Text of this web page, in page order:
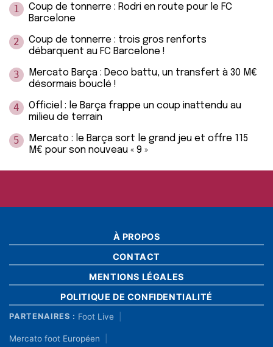
1
Coup de tonnerre : Rodri en route pour le FC
Barcelone
2
Coup de tonnerre : trois gros renforts
débarquent au FC Barcelone !
3
Mercato Barça : Deco battu, un transfert à 30 M€
désormais bouclé !
4
Officiel : le Barça frappe un coup inattendu au
milieu de terrain
5
Mercato : le Barça sort le grand jeu et offre 115
M€ pour son nouveau « 9 »
À PROPOS
CONTACT
MENTIONS LÉGALES
POLITIQUE DE CONFIDENTIALITÉ
PARTENAIRES : Foot Live
Mercato foot Européen